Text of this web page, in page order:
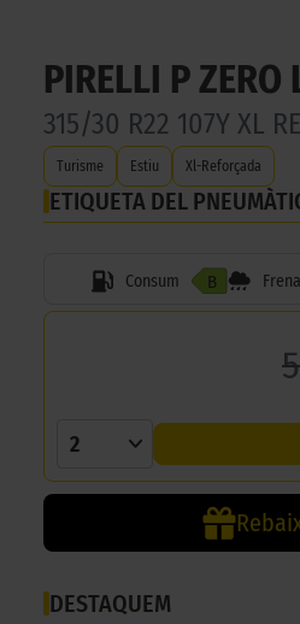
PIRELLI P ZERO
315/30 R22 107Y XL
Turisme Estiu Xl-Reforçada
ETIQUETA DEL
Consum B
2
DESTAQUEM